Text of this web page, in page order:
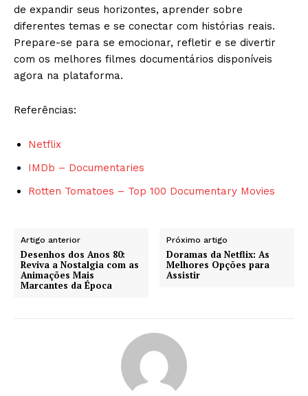
de expandir seus horizontes, aprender sobre
diferentes temas e se conectar com histórias reais.
Prepare-se para se emocionar, refletir e se divertir
com os melhores filmes documentários disponíveis
agora na plataforma.
Referências:
Netflix
IMDb – Documentaries
Rotten Tomatoes – Top 100 Documentary Movies
Artigo anterior
Desenhos dos Anos 80:
Reviva a Nostalgia com as
Animações Mais
Marcantes da Época
Próximo artigo
Doramas da Netflix: As
Melhores Opções para
Assistir